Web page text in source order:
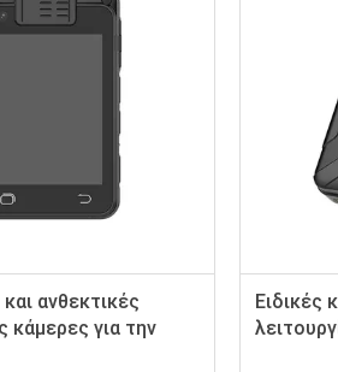
Καμερές σώματος Ambarella
A7LA50 Chipset 3600 MAh